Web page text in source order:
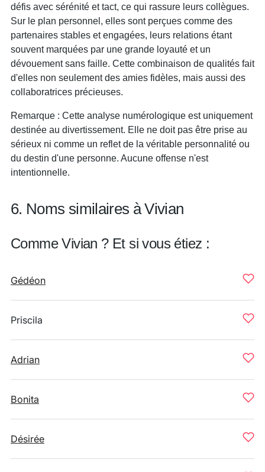
défis avec sérénité et tact, ce qui rassure leurs collègues.
Sur le plan personnel, elles sont perçues comme des
partenaires stables et engagées, leurs relations étant
souvent marquées par une grande loyauté et un
dévouement sans faille. Cette combinaison de qualités fait
d'elles non seulement des amies fidèles, mais aussi des
collaboratrices précieuses.
Remarque : Cette analyse numérologique est uniquement
destinée au divertissement. Elle ne doit pas être prise au
sérieux ni comme un reflet de la véritable personnalité ou
du destin d'une personne. Aucune offense n'est
intentionnelle.
6. Noms similaires à Vivian
Comme Vivian ? Et si vous étiez :
Gédéon
Priscila
Adrian
Bonita
Désirée